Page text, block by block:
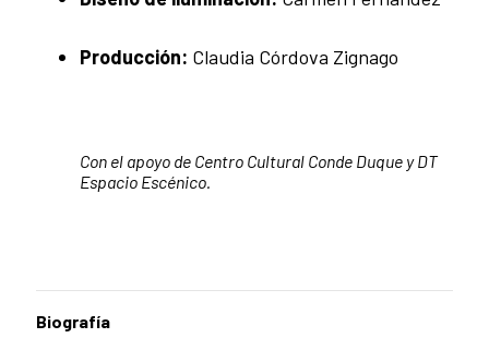
Producción: Claudia Córdova Zignago
Con el apoyo de Centro Cultural Conde Duque y DT
Espacio Escénico.
Biografía